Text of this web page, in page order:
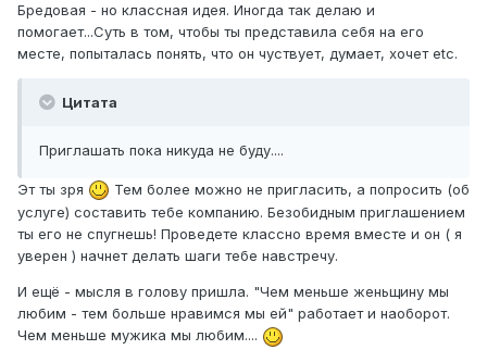
Бредовая - но классная идея. Иногда так делаю и
помогает...Суть в том, чтобы ты представила себя на его
месте, попыталась понять, что он чуствует, думает, хочет etc.
Цитата
Приглашать пока никуда не буду....
Эт ты зря
Тем более можно не пригласить, а попросить (об
услуге) составить тебе компанию. Безобидным приглашением
ты его не спугнешь! Проведете классно время вместе и он ( я
уверен ) начнет делать шаги тебе навстречу.
И ещё - мысля в голову пришла. "Чем меньше женьщину мы
любим - тем больше нравимся мы ей" работает и наоборот.
Чем меньше мужика мы любим....